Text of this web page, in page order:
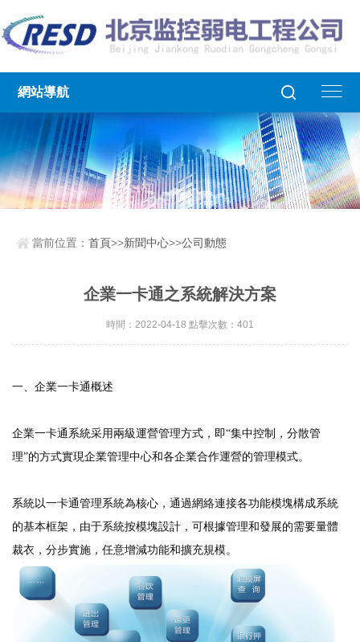
網站導航
當前位置：首頁>>新聞中心>>公司動態
企業一卡通之系統解決方案
時間：2022-04-18 點擊次數：401
一、企業一卡通概述
企業一卡通系統采用兩級運營管理方式，即“集中控制，分散管
理”的方式實現企業管理中心和各企業合作運營的管理模式。
系統以一卡通管理系統為核心，通過網絡連接各功能模塊構成系統
的基本框架，由于系統按模塊設計，可根據管理和發展的需要量體
裁衣，分步實施，任意增減功能和擴充規模。